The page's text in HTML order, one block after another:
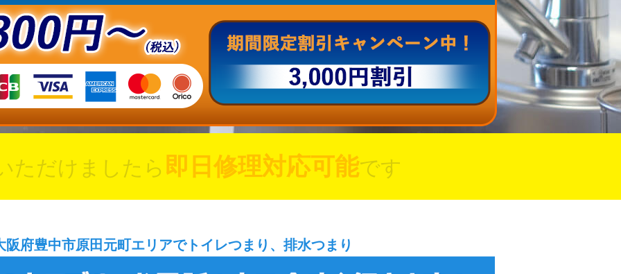
ただけましたら 即日修理対応可能です
阪府豊中市原田元町エリアでトイレつまり、排水つまり